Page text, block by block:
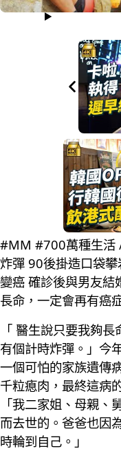
#MM #700萬種生活
炸彈 90後掛造口袋
變癌 確診後與男友結
長命，一定會再有癌症
「 醫生說只要我夠
有個計時炸彈。」今
一個可怕的家族遺傳
千粒瘜肉，最終這病
「我二家姐、母親
而去世的。爸爸也因
時輪到自己。」